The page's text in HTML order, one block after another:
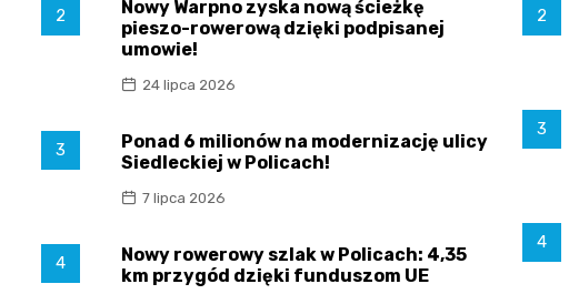
2
Nowy Warpno zyska nową ścieżkę
pieszo-rowerową dzięki podpisanej
umowie!
24 lipca 2026
3
Ponad 6 milionów na modernizację ulicy
Siedleckiej w Policach!
7 lipca 2026
4
Nowy rowerowy szlak w Policach: 4,35
km przygód dzięki funduszom UE
2
3
4